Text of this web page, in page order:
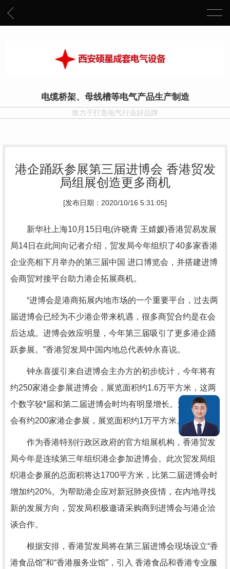
电缆桥架、母线槽等电气产品生产制造
致力于打造电气行业好品牌
港企踊跃参展第三届进博会 香港贸发
局组展创造更多商机
[发布日期：2020/10/16 5:31:05]
新华社上海10月15日电(许晓青 王婧媛)香港贸易发展
局14日在此间向记者介绍，贸发局今年组织了40多家香港
企业亮相下月举办的第三届中国 进口博览会，并搭建进博
会商贸对接平台助力港企拓展商机。
“进博会是港商拓展内地市场的一个重要平台，过去两
届进博会已经为不少港企带来机遇，很多商贸合约是在会
后达成。进博会效应明显，今年第三届吸引了更多港企踊
跃参展。”香港贸发局中国内地总代表钟永喜说。
钟永喜援引来自进博会主办方的初步统计，今年将有
约250家港企参展进博会，展览面积约1.6万平方米，这两
个数字较*届和第二届进博会时均有明显增长。第二届进博
会有约200家港企参展，展览面积约1万平方米。
作为香港特别行政区政府的官方组展机构，香港贸发
局今年是连续第三年组织港企参加进博会。此次贸发局组
织港企参展的总面积将达1700平方米，比第二届进博会时
增加约20%。为帮助港企应对新冠肺炎疫情，在内地寻找
新的发展方向，贸发局积极邀请采购商到进博会与港企洽
谈合作。
根据安排，香港贸发局将在第三届进博会现场设立“香
港食品馆”和“香港服务业馆”，引入 香港食品和香港专业服